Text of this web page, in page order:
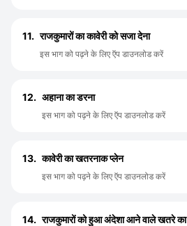
11. राजकुमारों का कावेरी को सजा देना
इस भाग को पढ़ने के लिए ऍप डाउनलोड करें
12. अहाना का डरना
इस भाग को पढ़ने के लिए ऍप डाउनलोड करें
13. कावेरी का खतरनाक प्लेन
इस भाग को पढ़ने के लिए ऍप डाउनलोड करें
14. राजकुमारों को हुआ अंदेशा आने वाले खतरे का